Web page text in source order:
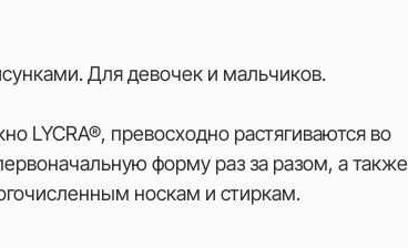
Для девочек и мальчиков.
LYCRA®, превосходно растягиваются во
форму раз за разом, а также
носкам и стиркам.